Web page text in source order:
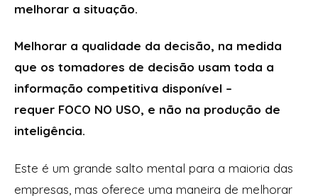
melhorar a situação.
Melhorar a qualidade da decisão, na medida
que os tomadores de decisão usam toda a
informação competitiva disponível –
requer FOCO NO USO, e não na produção de
inteligência.
Este é um grande salto mental para a maioria das
empresas, mas oferece uma maneira de melhorar